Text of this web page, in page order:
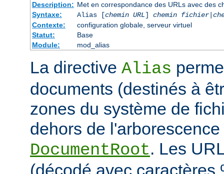
Description: Met en correspondance des URLs avec des
Syntaxe:
Alias [chemin URL] chemin fichier|
Contexte:
configuration globale, serveur virtuel
Statut:
Base
Module:
mod_alias
La directive Alias
documents (destinés à
zones du système de
dehors de
DocumentRoot. Les
(décodé avec caractères